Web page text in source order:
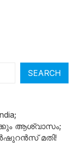
SEARCH
ആശ്വാസം;
മതി!